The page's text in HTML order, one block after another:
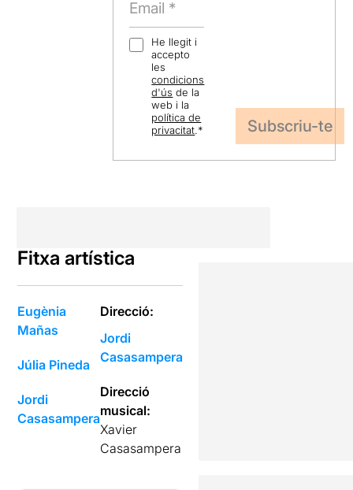
He llegit i
accepto
les
condicions
d'ús de la
web i la
política de
privacitat.*
Fitxa artística
Eugènia
Mañas
Júlia Pineda
Jordi
Casasampera
Direcció:
Jordi
Casasampera
Direcció
musical:
Xavier
Casasampera